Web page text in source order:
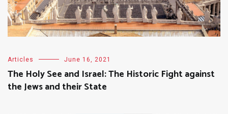
Articles June 16, 2021
The Holy See and Israel: The Historic Fight against
the Jews and their State